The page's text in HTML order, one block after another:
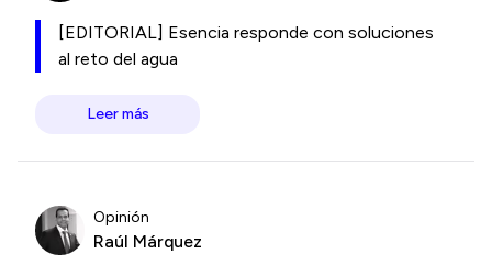
[EDITORIAL] Esencia responde con soluciones
al reto del agua
Leer más
Opinión
Raúl Márquez